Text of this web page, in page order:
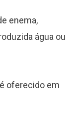
enema,
água ou
oferecido em